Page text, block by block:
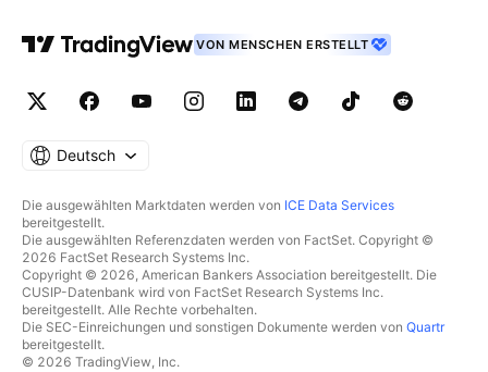
VON MENSCHEN ERSTELLT
Deutsch
Die ausgewählten Marktdaten werden von ICE Data Services
bereitgestellt.
Die ausgewählten Referenzdaten werden von FactSet. Copyright ©
2026 FactSet Research Systems Inc.
Copyright © 2026, American Bankers Association bereitgestellt. Die
CUSIP-Datenbank wird von FactSet Research Systems Inc.
bereitgestellt. Alle Rechte vorbehalten.
Die SEC-Einreichungen und sonstigen Dokumente werden von Quartr
bereitgestellt.
© 2026 TradingView, Inc.